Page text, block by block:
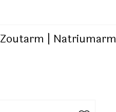
Zoutarm | Natriumarm